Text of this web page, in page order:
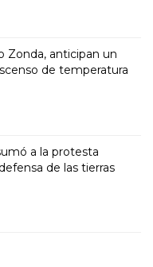
Zonda, anticipan un
de temperatura
a la protesta
de las tierras